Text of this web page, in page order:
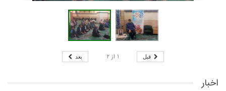
قبل ۱ از۲ بعد
اخبار